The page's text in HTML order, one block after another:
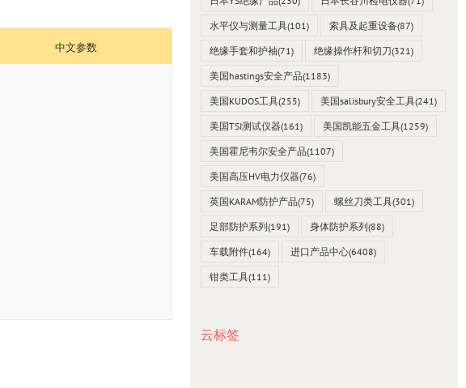
中文参数
水平仪与测量工具(101) 索具及起重设备(87)
绝缘手套和护袖(71) 绝缘操作杆和切刀(321)
美国hastings安全产品(1183)
美国KUDOS工具(255) 美国salisbury安全工具(241)
美国TSI测试仪器(161) 美国凯能五金工具(1259)
美国霍尼韦尔安全产品(1107)
美国高压HV电力仪器(76)
英国KARAM防护产品(75) 螺丝刀类工具(301)
足部防护系列(191) 身体防护系列(88)
车载附件(164) 进口产品中心(6408)
钳类工具(111)
云标签